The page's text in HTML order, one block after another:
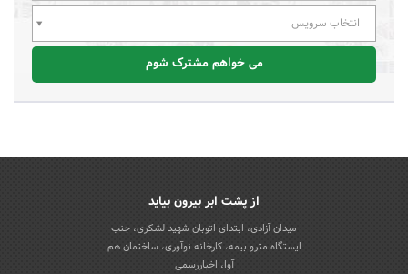
انتخاب سرویس
می خواهم مشترک شوم
از پشت ابر بیرون بیاید
میدان آزادی، ابتدای اتوبان شهید لشکری، جنب
ایستگاه مترو بیمه، کارخانه نوآوری، ساختمان هم
آوا، اخباررسمی